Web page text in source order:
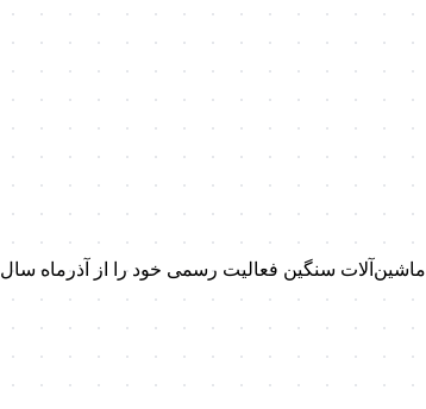
سنگین فعالیت رسمی خود را از آذرماه سال ۱۳۹۷ آغاز کرد.